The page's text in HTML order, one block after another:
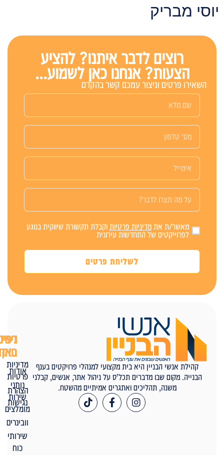
מבריק
רוצים לדבר איתנו? להציע
הצעות? אנחנו כאן לשמוע...
השאירו פרטים וניצור עמכם קשר בהקדם
מאשר/ת אתמדיניות פרטיותוקבלת תקשורת שיווקית בנוגע
לפרוייקטים של התחדשות עירונית
לשליחת פרטים
קהילת אנשי הבניין היא בית מקצועי למנהלי פרויקטים בענף
הבנייה. מקום שבו מדברים תכל’ס על ניהול אתר, אנשים, קבלני
משנה, תהליכים ואתגרים אמיתיים מהשטח.
ניווט
באתר
אודות
נותני
שירות
מומלצים
וובינרים
שירותי
דפים
חוקיים
מדיניות
פרטיות
הצהרת
נגישות